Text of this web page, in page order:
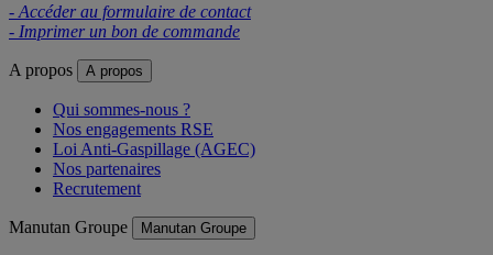
- Accéder au formulaire de contact
- Imprimer un bon de commande
A propos A propos
Qui sommes-nous ?
Nos engagements RSE
Loi Anti-Gaspillage (AGEC)
Nos partenaires
Recrutement
Manutan Groupe Manutan Groupe